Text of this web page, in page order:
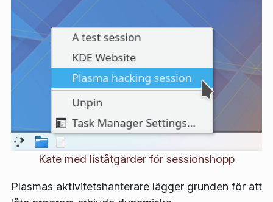
Kate med liståtgärder för sessionshopp
Plasmas aktivitetshanterare lägger grunden för att